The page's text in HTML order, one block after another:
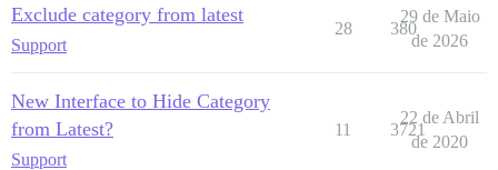
Exclude category from latest
Support
28 380
29 de Maio
de 2026
New Interface to Hide Category
from Latest?
Support
11 3721
22 de Abril
de 2020